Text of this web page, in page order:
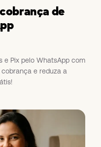
de
e Pix pelo WhatsApp com
e reduza a